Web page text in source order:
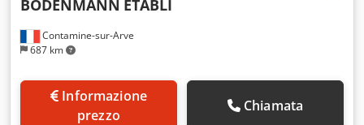
Contamine-sur-Arve
687 km
BODENMANN ETABLI
prezzo
Chiamata